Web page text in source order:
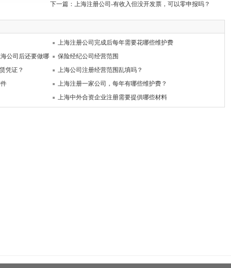
下一篇： 上海注册公司-有收入但没开发票，可以零申报吗？
上海注册公司完成后每年需要花哪些维护费
公司后还要做哪
保险经纪公司经营范围
凭证？
上海公司注册经营范围乱填吗？
上海注册一家公司，每年有哪些维护费？
上海中外合资企业注册需要提供哪些材料